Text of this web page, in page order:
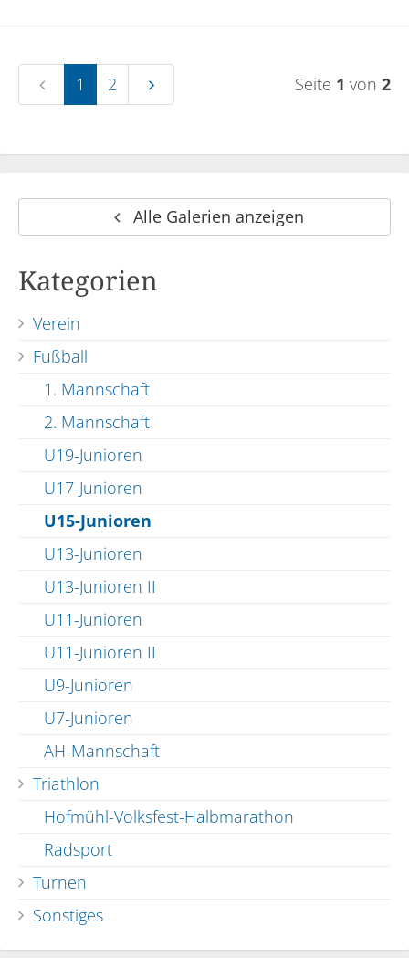
Seite 1 von 2
1 2
Alle Galerien anzeigen
Kategorien
Verein
Fußball
1. Mannschaft
2. Mannschaft
U19-Junioren
U17-Junioren
U15-Junioren
U13-Junioren
U13-Junioren II
U11-Junioren
U11-Junioren II
U9-Junioren
U7-Junioren
AH-Mannschaft
Triathlon
Hofmühl-Volksfest-Halbmarathon
Radsport
Turnen
Sonstiges